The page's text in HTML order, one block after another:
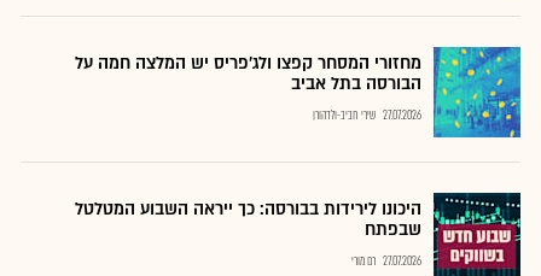
מחזורי המסחר קפצו ולג'פריס יש המלצה חמה על
הבורסה בתל אביב
27.07.2026 שירי חביב-ולדהורן
היכונו לירידות בבורסה: כך ייראה השבוע המטלטל
שבפתח
27.07.2026 רם מורי